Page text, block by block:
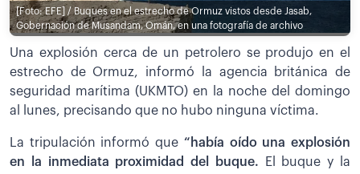
[Foto: EFE] / Buques en el estrecho de Ormuz vistos desde Jasab,
Gobernación de Musandam, Omán, en una fotografía de archivo
Una explosión cerca de un petrolero se produjo en el
estrecho de Ormuz, informó la agencia británica de
seguridad marítima (UKMTO) en la noche del domingo
al lunes, precisando que no hubo ninguna víctima.
La tripulación informó que “había oído una explosión
en la inmediata proximidad del buque. El buque y la